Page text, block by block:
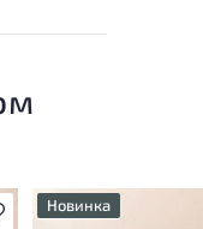
Новинка